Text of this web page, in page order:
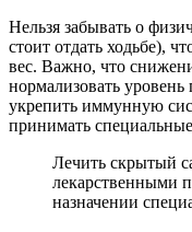
Нельзя забывать о
стоит отдать ходьбе),
вес. Важно, что
нормализовать
укрепить иммунную
принимать
Лечить скрытый
лекарственными
назначении